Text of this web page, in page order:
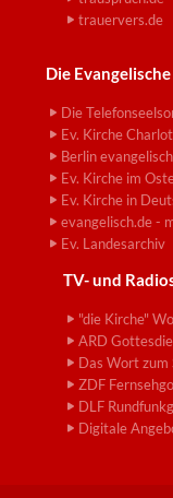
trauervers.de
Die
Die
Ev. Kirche
Berlin evangelisch
Ev. Kirche im
Ev. Kirche in
evangelisch.de -
Ev. Landesarchiv
TV- und
"die Kirche"
ARD
Das Wort zum
ZDF
DLF
Digitale